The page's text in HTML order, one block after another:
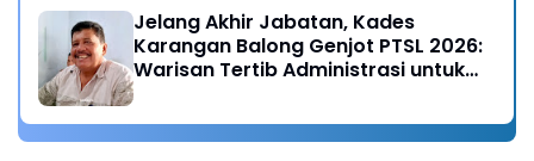
Jelang Akhir Jabatan, Kades
Karangan Balong Genjot PTSL 2026:
Warisan Tertib Administrasi untuk